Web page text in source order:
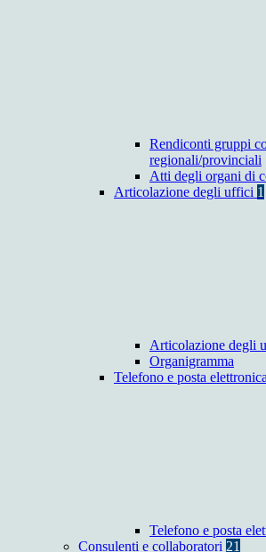
Rendiconti gruppi
regionali/provinciali
Atti degli organi di
Articolazione degli uffici 1
Articolazione degli
Organigramma
Telefono e posta elettronica
Telefono e posta
Consulenti e collaboratori 21